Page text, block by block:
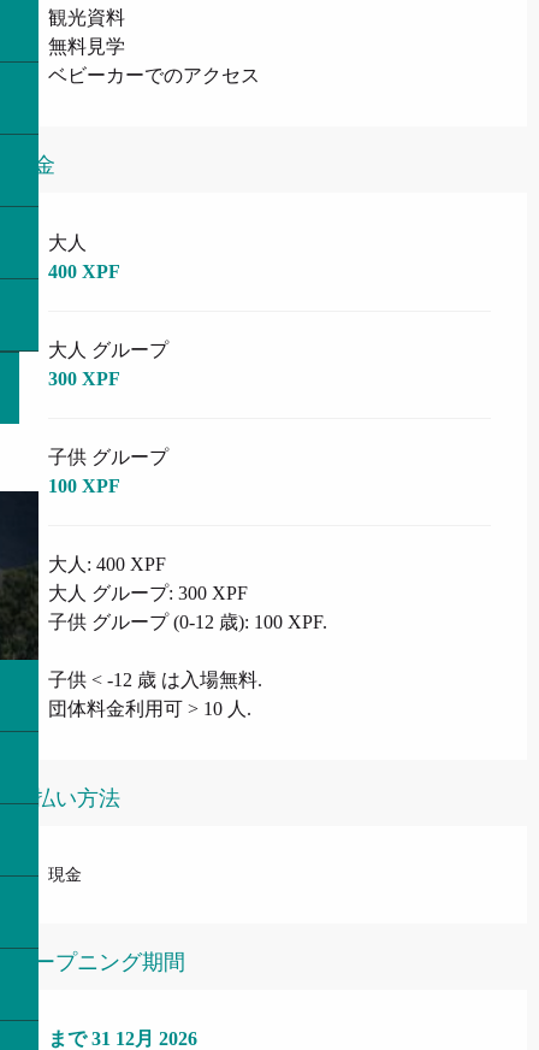
観光資料
無料見学
ベビーカーでのアクセス
料金
料金 2026
大人
400 XPF
大人 グループ
300 XPF
子供 グループ
100 XPF
大人: 400 XPF
大人 グループ: 300 XPF
子供 グループ (0-12 歳): 100 XPF.
子供 < -12 歳 は入場無料.
団体料金利用可 > 10 人.
支払い方法
現金
オープニング期間
より2 1月 2026で
まで31 12月 2026